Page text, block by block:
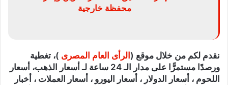
محفظة خارجية
نقدم لكم من خلال موقع ( الرأى العام المصرى )، تغطية
ورصدًا مستمرًّا على مدار الـ 24 ساعة لـ أسعار الذهب، أسعار
اللحوم ، أسعار الدولار ، أسعار اليورو ، أسعار العملات ، أخبار